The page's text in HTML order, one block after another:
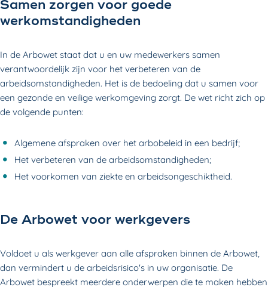
Samen zorgen voor goede
werkomstandigheden
In de Arbowet staat dat u en uw medewerkers samen
verantwoordelijk zijn voor het verbeteren van de
arbeidsomstandigheden. Het is de bedoeling dat u samen voor
een gezonde en veilige werkomgeving zorgt. De wet richt zich op
de volgende punten:
Algemene afspraken over het arbobeleid in een bedrijf;
Het verbeteren van de arbeidsomstandigheden;
Het voorkomen van ziekte en arbeidsongeschiktheid.
De Arbowet voor werkgevers
Voldoet u als werkgever aan alle afspraken binnen de Arbowet,
dan vermindert u de arbeidsrisico's in uw organisatie. De
Arbowet bespreekt meerdere onderwerpen die te maken hebben